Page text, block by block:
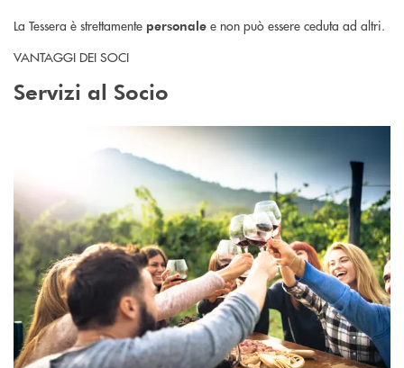
La Tessera è strettamente personale e non può essere ceduta ad altri.
VANTAGGI DEI SOCI
Servizi al Socio